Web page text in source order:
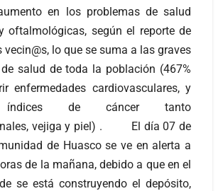
en los problemas de salud
oftalmológicas, según el reporte de
vecin@s, lo que se suma a las graves
salud de toda la población (467%
enfermedades cardiovasculares, y
índices de cáncer tanto
vejiga y piel) . El día 07 de
de Huasco se ve en alerta a
de la mañana, debido a que en el
se está construyendo el depósito,